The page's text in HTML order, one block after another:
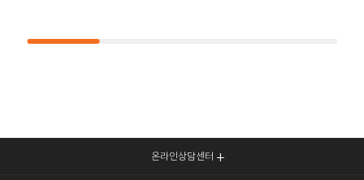
온라인상담센터